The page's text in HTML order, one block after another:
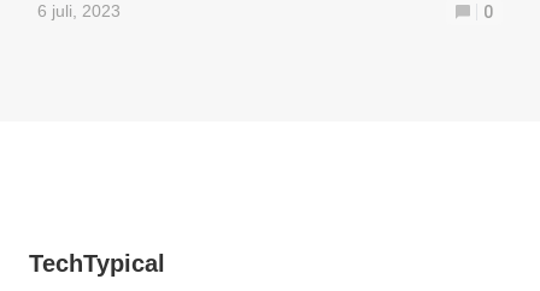
6 juli, 2023 0
TechTypical